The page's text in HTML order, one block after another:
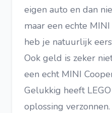
eigen auto en dan
maar een echte
heb je natuurlijk
Ook geld is zeker
een echt MINI
Gelukkig heeft
oplossing